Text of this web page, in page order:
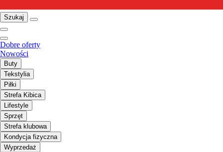
Szukaj
Dobre oferty
Nowości
Buty
Tekstylia
Piłki
Strefa Kibica
Lifestyle
Sprzęt
Strefa klubowa
Kondycja fizyczna
Wyprzedaż